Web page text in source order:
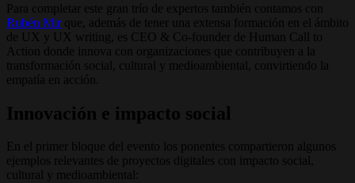
Para completar este gran trío de expertos también contamos con
Rubén Mirque, además de tener una extensa formación en el ámbito
de UX y UX writing, es CEO & Co-founder de Human Call to
Action donde innova con organizaciones que contribuyen a la
transformación social, cultural y medioambiental, convirtiendo la
empatía en acción.
Innovación e impacto social
En el primer bloque del evento los ponentes compartieron algunos
ejemplos relevantes de proyectos digitales con impacto social,
cultural y medioambiental: